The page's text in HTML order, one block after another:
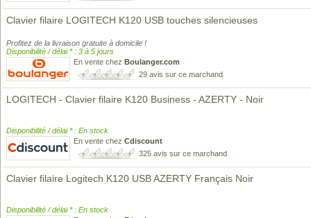
Clavier filaire LOGITECH K120 USB touches silencieuses
Profitez de la livraison gratuite à domicile !
Disponibilité / délai * : 3 à 5 jours
En vente chez Boulanger.com
29 avis sur ce marchand
LOGITECH - Clavier filaire K120 Business - AZERTY - Noir
Disponibilité / délai * : En stock
En vente chez Cdiscount
325 avis sur ce marchand
Clavier filaire Logitech K120 USB AZERTY Français Noir
Disponibilité / délai * : En stock